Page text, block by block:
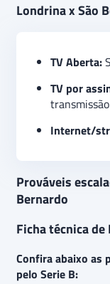
Londrina x São
TV Aberta:
TV por
transmissão
Internet/
Prováveis
Bernardo
Ficha técnica
Confira abaixo as
pelo Serie B: